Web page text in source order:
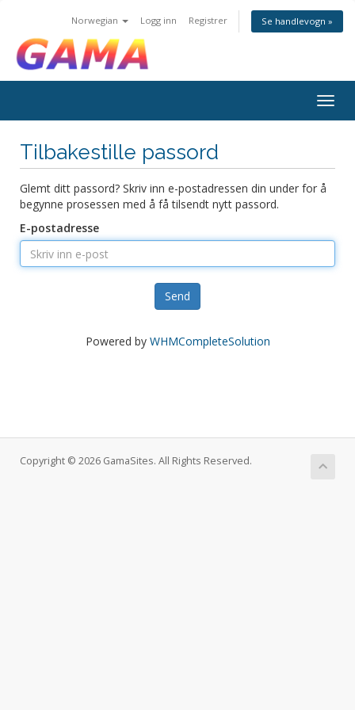
Norwegian Logg inn Registrer Se handlevogn »
Tilbakestille passord
Glemt ditt passord? Skriv inn e-postadressen din under for å
begynne prosessen med å få tilsendt nytt passord.
E-postadresse
Send
Powered by WHMCompleteSolution
Copyright © 2026 GamaSites. All Rights Reserved.